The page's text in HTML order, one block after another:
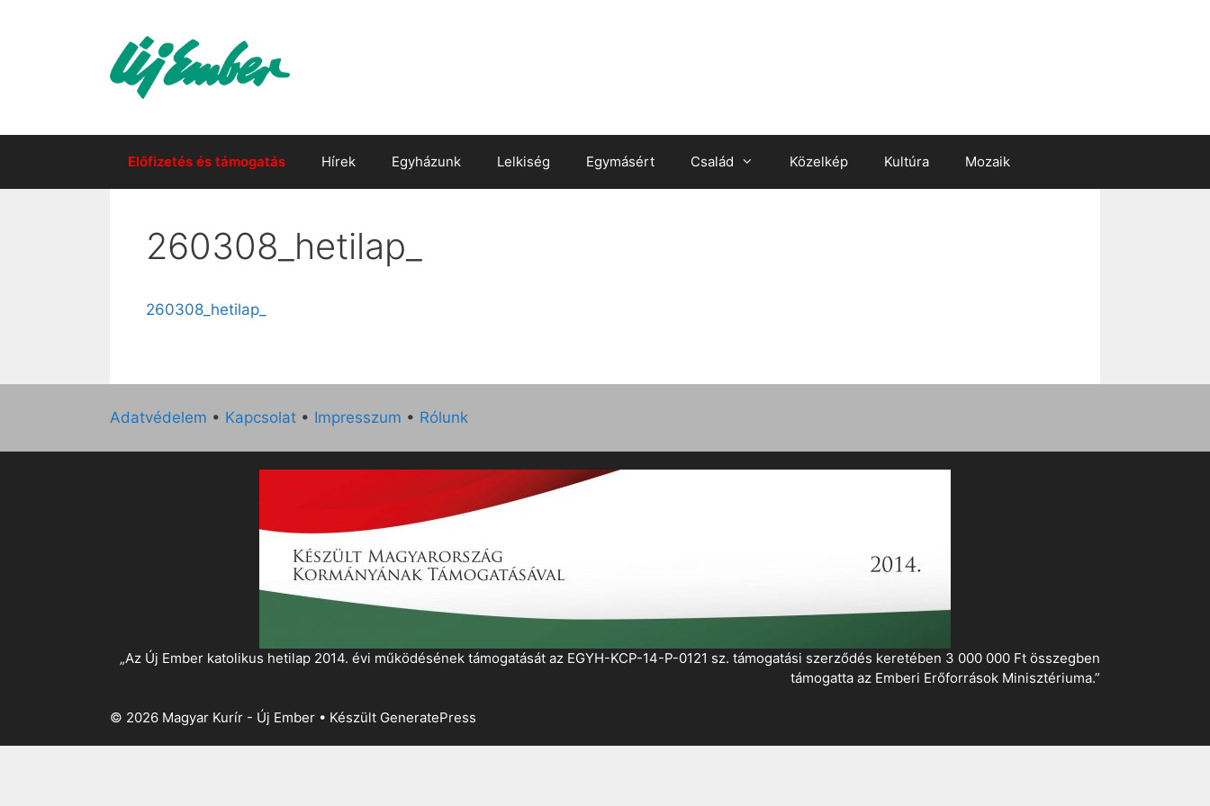
Előfizetés és támogatás Hírek Egyházunk Lelkiség Egymásért Család Közelkép Kultúra Mozaik
260308_hetilap_
260308_hetilap_
Adatvédelem • Kapcsolat • Impresszum • Rólunk
„Az Új Ember katolikus hetilap 2014. évi működésének támogatását az EGYH-KCP-14-P-0121 sz. támogatási szerződés keretében 3 000 000 Ft összegben
támogatta az Emberi Erőforrások Minisztériuma.”
© 2026 Magyar Kurír - Új Ember • Készült GeneratePress